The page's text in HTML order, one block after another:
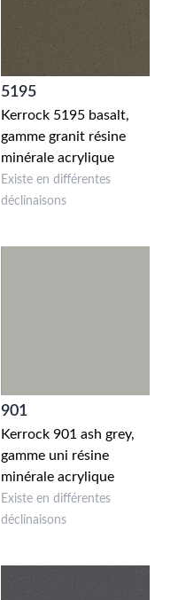
5195
Kerrock 5195 basalt,
gamme granit résine
minérale acrylique
Existe en différentes
déclinaisons
901
Kerrock 901 ash grey,
gamme uni résine
minérale acrylique
Existe en différentes
déclinaisons